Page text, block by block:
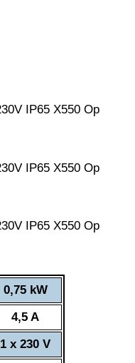
0,75 kW
4,5 A
1 x 230 V